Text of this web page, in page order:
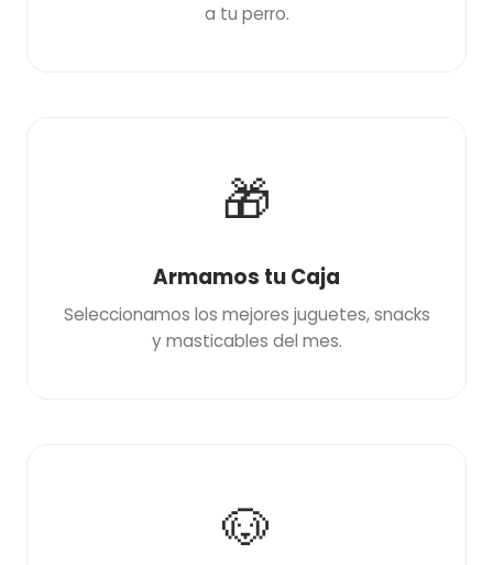
a tu perro.
🎁
Armamos tu Caja
Seleccionamos los mejores juguetes, snacks
y masticables del mes.
🐶